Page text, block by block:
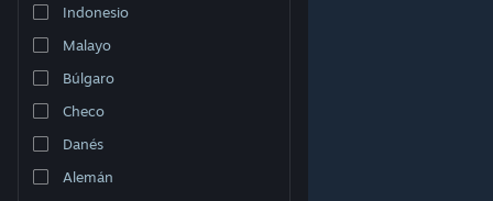
Indonesio
Malayo
Búlgaro
Checo
Danés
Alemán